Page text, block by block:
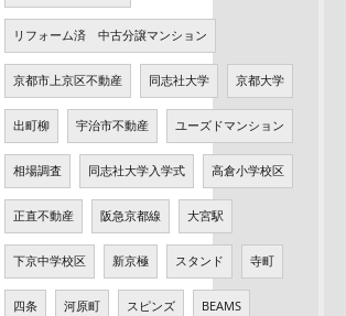
リフォーム済 中古分譲マンション
京都市上京区不動産 同志社大学 京都大学
出町柳 宇治市不動産 ユーズドマンション
相場調査 同志社大学入学式 高倉小学校区
正直不動産 阪急京都線 大宮駅
下京中学校区 新京極 スタンド 寺町
四条 河原町 スピンズ BEAMS